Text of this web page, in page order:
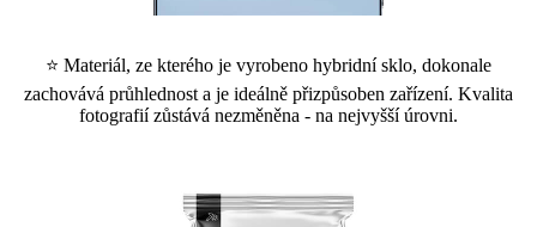
⭐ Materiál, ze kterého je vyrobeno hybridní sklo, dokonale
zachovává průhlednost a je ideálně přizpůsoben zařízení. Kvalita
fotografií zůstává nezměněna - na nejvyšší úrovni.